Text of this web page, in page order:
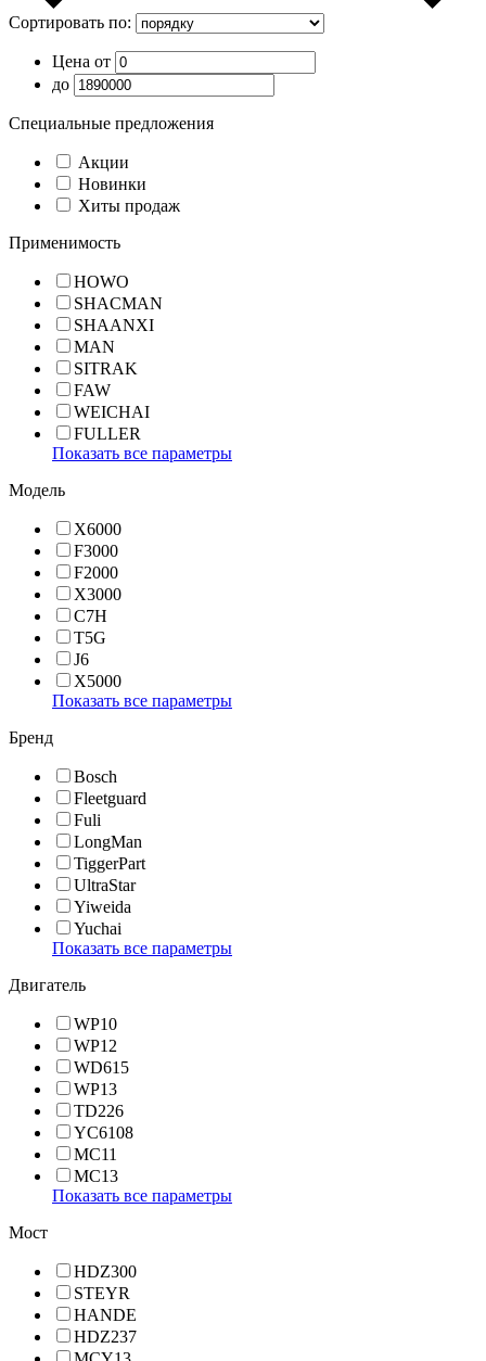
Сортировать по:
Цена от
до
Специальные предложения
Акции
Новинки
Хиты продаж
Применимость
HOWO
SHACMAN
SHAANXI
MAN
SITRAK
FAW
WEICHAI
FULLER
Показать все параметры
Модель
X6000
F3000
F2000
X3000
C7H
T5G
J6
X5000
Показать все параметры
Бренд
Bosch
Fleetguard
Fuli
LongMan
TiggerPart
UltraStar
Yiweida
Yuchai
Показать все параметры
Двигатель
WP10
WP12
WD615
WP13
TD226
YC6108
MC11
MC13
Показать все параметры
Мост
HDZ300
STEYR
HANDE
HDZ237